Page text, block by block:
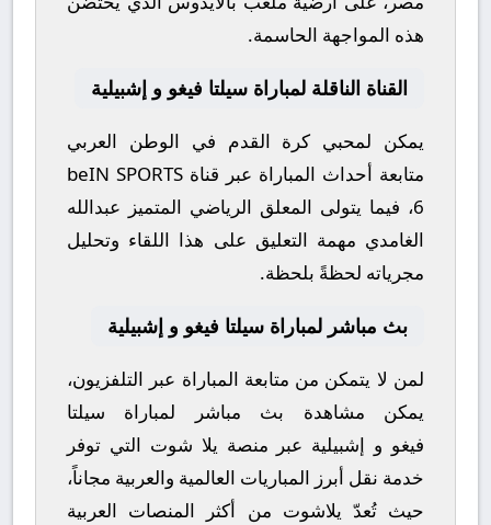
هذه المواجهة الحاسمة.
القناة الناقلة لمباراة سيلتا فيغو و إشبيلية
يمكن لمحبي كرة القدم في الوطن العربي
متابعة أحداث المباراة عبر قناة beIN SPORTS
6، فيما يتولى المعلق الرياضي المتميز عبدالله
الغامدي مهمة التعليق على هذا اللقاء وتحليل
مجرياته لحظةً بلحظة.
بث مباشر لمباراة سيلتا فيغو و إشبيلية
لمن لا يتمكن من متابعة المباراة عبر التلفزيون،
يمكن مشاهدة بث مباشر لمباراة سيلتا
فيغو و إشبيلية عبر منصة يلا شوت التي توفر
خدمة نقل أبرز المباريات العالمية والعربية مجاناً،
حيث تُعدّ يلاشوت من أكثر المنصات العربية